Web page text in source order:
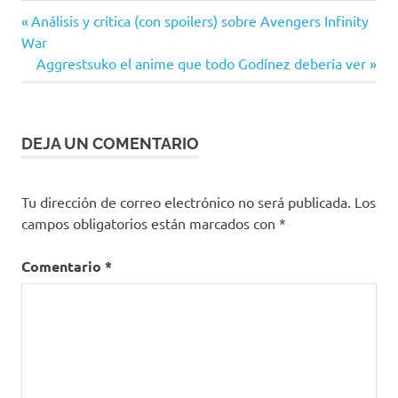
relatos
suspenso
Navegación
de
Entrada
anterior:
Análisis y crítica (con spoilers) sobre Avengers Infinity
War
Siguiente
entrada:
Aggrestsuko el anime que todo Godínez debería ver
DEJA UN COMENTARIO
Tu dirección de correo electrónico no será publicada. Los
campos obligatorios están marcados con *
Comentario *